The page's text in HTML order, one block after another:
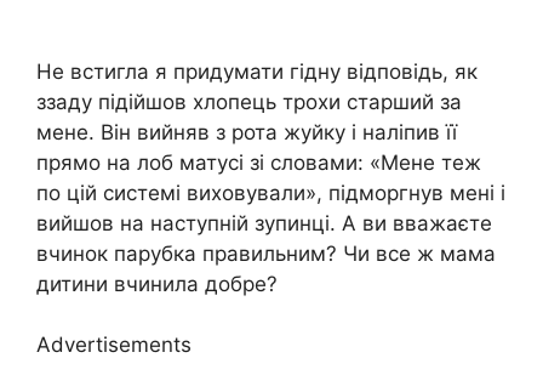
Не встигла я придумати гідну відповідь, як
ззаду підійшов хлопець трохи старший за
мене. Він вийняв з рота жуйку і наліпив її
прямо на лоб матусі зі словами: «Мене теж
по цій системі виховували», підморгнув мені і
вийшов на наступній зупинці. А ви вважаєте
вчинок парубка правильним? Чи все ж мама
дитини вчинила добре?
Advertisements